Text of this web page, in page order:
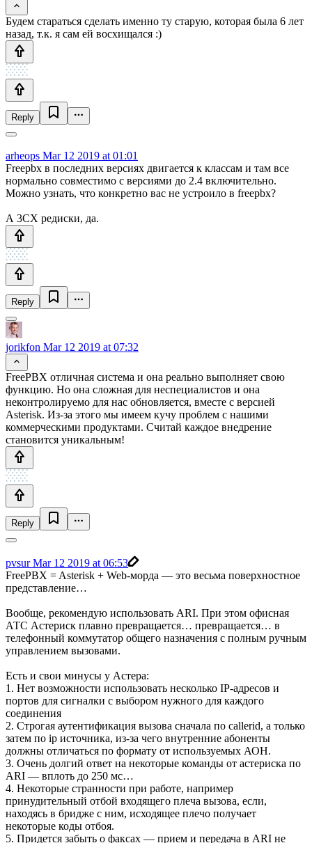
Будем стараться сделать именно ту старую, которая была 6 лет
назад, т.к. я сам ей восхищался :)
Reply
arheops Mar 12 2019 at 01:01
Freepbx в последних версиях двигается к классам и там все
нормально совместимо с версиями до 2.4 включительно.
Можно узнать, что конкретно вас не устроило в freepbx?
А 3СХ редиски, да.
Reply
jorikfon Mar 12 2019 at 07:32
FreePBX отличная система и она реально выполняет свою
функцию. Но она сложная для неспециалистов и она
неконтролируемо для нас обновляется, вместе с версией
Asterisk. Из-за этого мы имеем кучу проблем с нашими
коммерческими продуктами. Считай каждое внедрение
становится уникальным!
Reply
pvsurMar 12 2019 at 06:53
FreePBX = Asterisk + Web-морда — это весьма поверхностное
представление…
Вообще, рекомендую использовать ARI. При этом офисная
АТС Астериск плавно превращается… превращается… в
телефонный коммутатор общего назначения с полным ручным
управлением вызовами.
Есть и свои минусы у Астера:
1. Нет возможности использовать несколько IP-адресов и
портов для сигналки с выбором нужного для каждого
соединения
2. Строгая аутентификация вызова сначала по callerid, а только
затем по ip источника, из-за чего внутренние абоненты
должны отличаться по формату от используемых АОН.
3. Очень долгий ответ на некоторые команды от астериска по
ARI — вплоть до 250 мс…
4. Некоторые странности при работе, например
принудительный отбой входящего плеча вызова, если,
находясь в бридже с ним, исходящее плечо получает
некоторые коды отбоя.
5. Придется забыть о факсах — прием и передача в ARI не